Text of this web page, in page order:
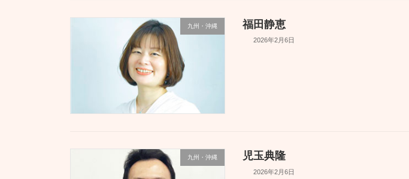
九州・沖縄 福田静恵
2026年2月6日
九州・沖縄 児玉典隆
2026年2月6日